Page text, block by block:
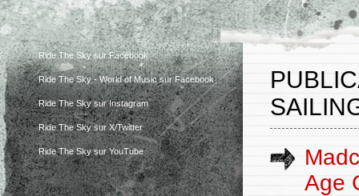
Ride The Sky sur Facebook
Ride The Sky - World of Music sur Facebook
Ride The Sky sur Instagram
Ride The Sky sur X/Twitter
Ride The Sky sur YouTube
Age